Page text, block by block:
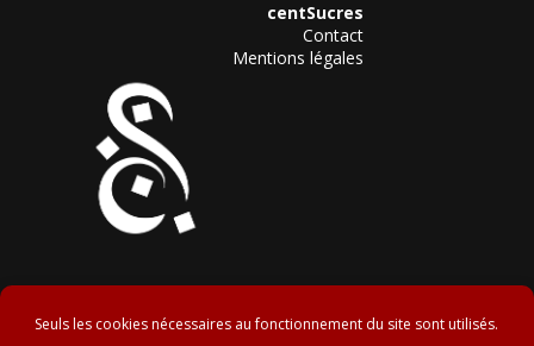
centSucres
Contact
Mentions légales